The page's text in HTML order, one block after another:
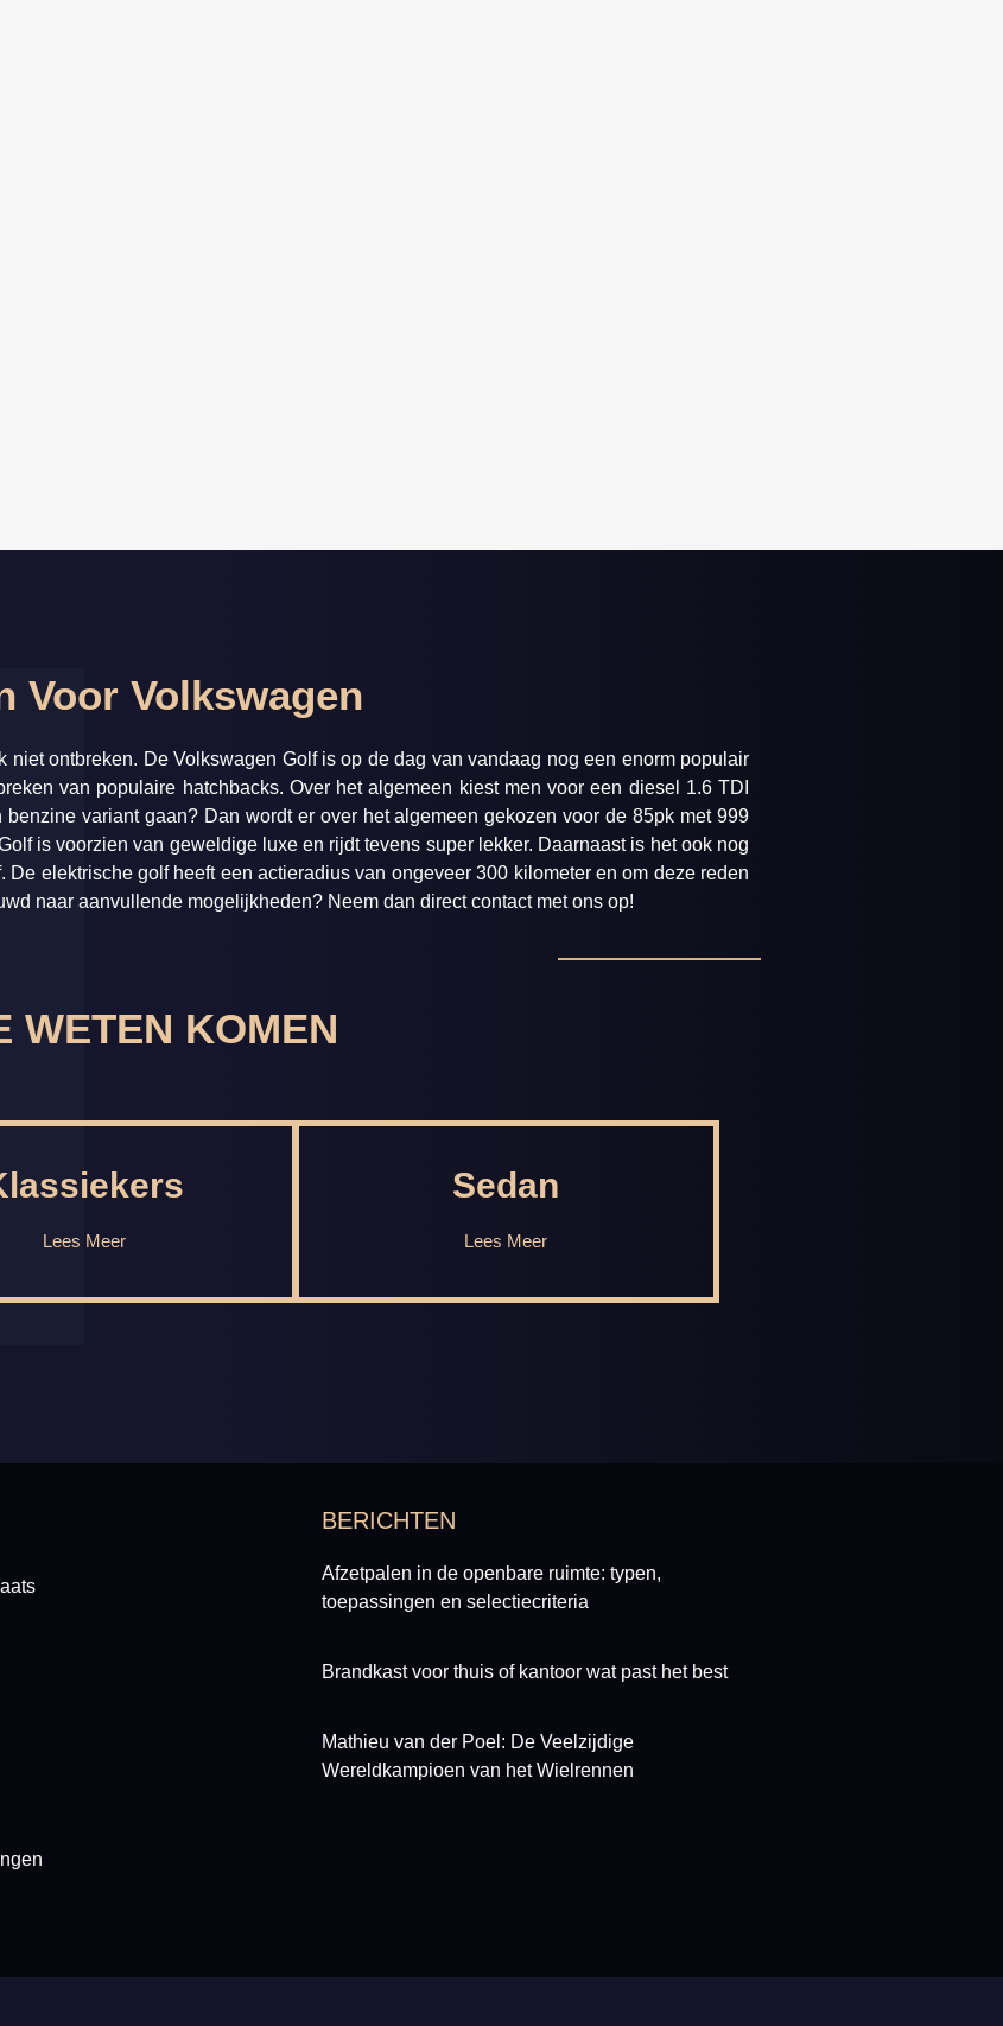
Voor Volkswagen
ontbreken. De Volkswagen Golf is op de dag van vandaag nog een enorm populair
van populaire hatchbacks. Over het algemeen kiest men voor een diesel 1.6 TDI
variant gaan? Dan wordt er over het algemeen gekozen voor de 85pk met 999
is voorzien van geweldige luxe en rijdt tevens super lekker. Daarnaast is het ook nog
elektrische golf heeft een actieradius van ongeveer 300 kilometer en om deze reden
naar aanvullende mogelijkheden? Neem dan direct contact met ons op!
WETEN KOMEN
Lees Meer
Sedan
Lees Meer
BERICHTEN
Afzetpalen in de openbare ruimte: typen,
toepassingen en selectiecriteria
Brandkast voor thuis of kantoor wat past het best
Mathieu van der Poel: De Veelzijdige
Wereldkampioen van het Wielrennen